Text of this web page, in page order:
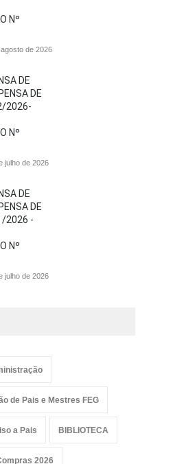
Nº
de 2026
DE
DE
2026-
Nº
julho de 2026
DE
DE
2026 -
Nº
julho de 2026
de Pais e Mestres FEG
a Pais BIBLIOTECA
2026